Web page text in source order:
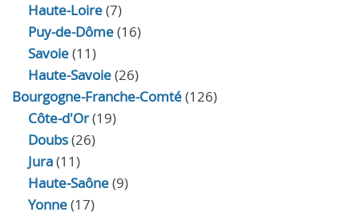
Haute-Loire(7)
Puy-de-Dôme(16)
Savoie(11)
Haute-Savoie(26)
Bourgogne-Franche-Comté(126)
Côte-d'Or(19)
Doubs(26)
Jura(11)
Haute‑Saône(9)
Yonne(17)